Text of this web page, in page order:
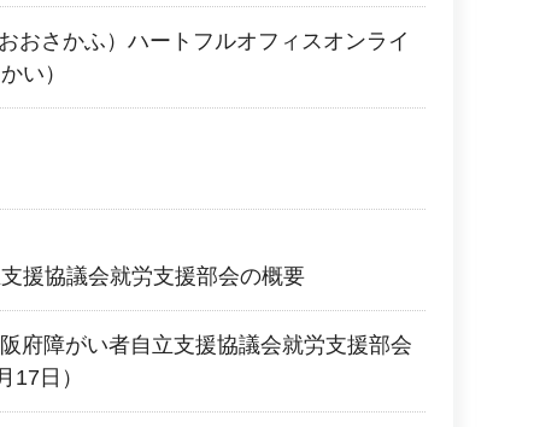
おさかふ）ハートフルオフィスオンライ
い）
援協議会就労支援部会の概要
府障がい者自立支援協議会就労支援部会
17日）